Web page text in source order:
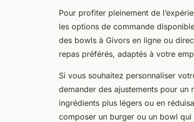
Pour profiter pleinement de
les options de commande
des bowls à Givors en ligne ou
repas préférés, adaptés à votre
Si vous souhaitez personnaliser
demander des ajustements pour
ingrédients plus légers ou en
composer un burger ou un bowl